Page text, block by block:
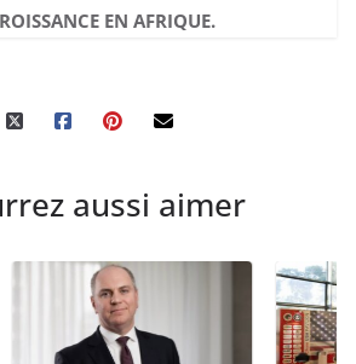
EN AFRIQUE.
aussi aimer